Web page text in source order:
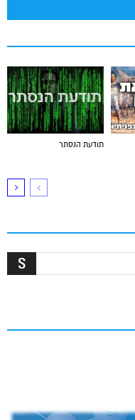
תודעת הנסתר